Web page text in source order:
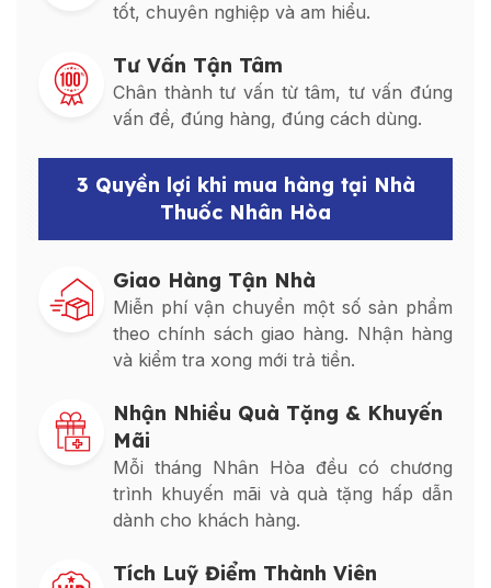
tốt, chuyên nghiệp và am hiểu.
Tư Vấn Tận Tâm
Chân thành tư vấn từ tâm, tư vấn đúng
vấn đề, đúng hàng, đúng cách dùng.
3 Quyền lợi khi mua hàng tại Nhà
Thuốc Nhân Hòa
Giao Hàng Tận Nhà
Miễn phí vận chuyển một số sản phẩm
theo chính sách giao hàng. Nhận hàng
và kiểm tra xong mới trả tiền.
Nhận Nhiều Quà Tặng & Khuyến
Mãi
Mỗi tháng Nhân Hòa đều có chương
trình khuyến mãi và quà tặng hấp dẫn
dành cho khách hàng.
Tích Luỹ Điểm Thành Viên